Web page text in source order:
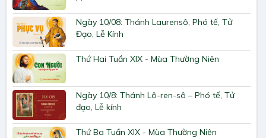
Ngày 10/08: Thánh Laurensô, Phó tế, Tử
Đạo, Lễ Kính
Thứ Hai Tuần XIX - Mùa Thường Niên
Ngày 10/8: Thánh Lô-ren-sô – Phó tế, Tử
đạo, Lễ kính
Thứ Ba Tuần XIX - Mùa Thường Niên